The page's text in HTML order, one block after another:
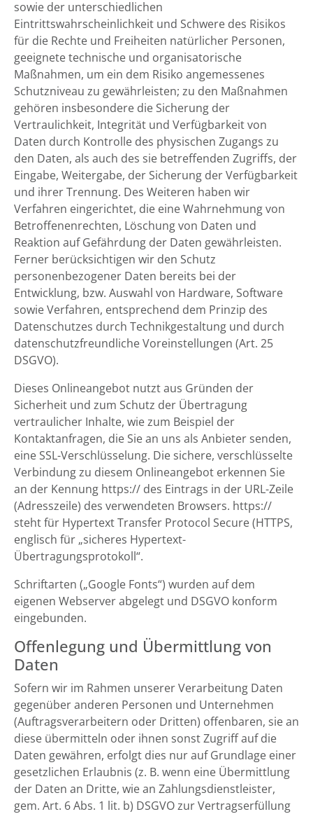
sowie der unterschiedlichen
Eintrittswahrscheinlichkeit und Schwere des Risikos
für die Rechte und Freiheiten natürlicher Personen,
geeignete technische und organisatorische
Maßnahmen, um ein dem Risiko angemessenes
Schutzniveau zu gewährleisten; zu den Maßnahmen
gehören insbesondere die Sicherung der
Vertraulichkeit, Integrität und Verfügbarkeit von
Daten durch Kontrolle des physischen Zugangs zu
den Daten, als auch des sie betreffenden Zugriffs, der
Eingabe, Weitergabe, der Sicherung der Verfügbarkeit
und ihrer Trennung. Des Weiteren haben wir
Verfahren eingerichtet, die eine Wahrnehmung von
Betroffenenrechten, Löschung von Daten und
Reaktion auf Gefährdung der Daten gewährleisten.
Ferner berücksichtigen wir den Schutz
personenbezogener Daten bereits bei der
Entwicklung, bzw. Auswahl von Hardware, Software
sowie Verfahren, entsprechend dem Prinzip des
Datenschutzes durch Technikgestaltung und durch
datenschutzfreundliche Voreinstellungen (Art. 25
DSGVO).
Dieses Onlineangebot nutzt aus Gründen der
Sicherheit und zum Schutz der Übertragung
vertraulicher Inhalte, wie zum Beispiel der
Kontaktanfragen, die Sie an uns als Anbieter senden,
eine SSL-Verschlüsselung. Die sichere, verschlüsselte
Verbindung zu diesem Onlineangebot erkennen Sie
an der Kennung https:// des Eintrags in der URL-Zeile
(Adresszeile) des verwendeten Browsers. https://
steht für Hypertext Transfer Protocol Secure (HTTPS,
englisch für „sicheres Hypertext-
Übertragungsprotokoll“.
Schriftarten („Google Fonts“) wurden auf dem
eigenen Webserver abgelegt und DSGVO konform
eingebunden.
Offenlegung und Übermittlung von
Daten
Sofern wir im Rahmen unserer Verarbeitung Daten
gegenüber anderen Personen und Unternehmen
(Auftragsverarbeitern oder Dritten) offenbaren, sie an
diese übermitteln oder ihnen sonst Zugriff auf die
Daten gewähren, erfolgt dies nur auf Grundlage einer
gesetzlichen Erlaubnis (z. B. wenn eine Übermittlung
der Daten an Dritte, wie an Zahlungsdienstleister,
gem. Art. 6 Abs. 1 lit. b) DSGVO zur Vertragserfüllung